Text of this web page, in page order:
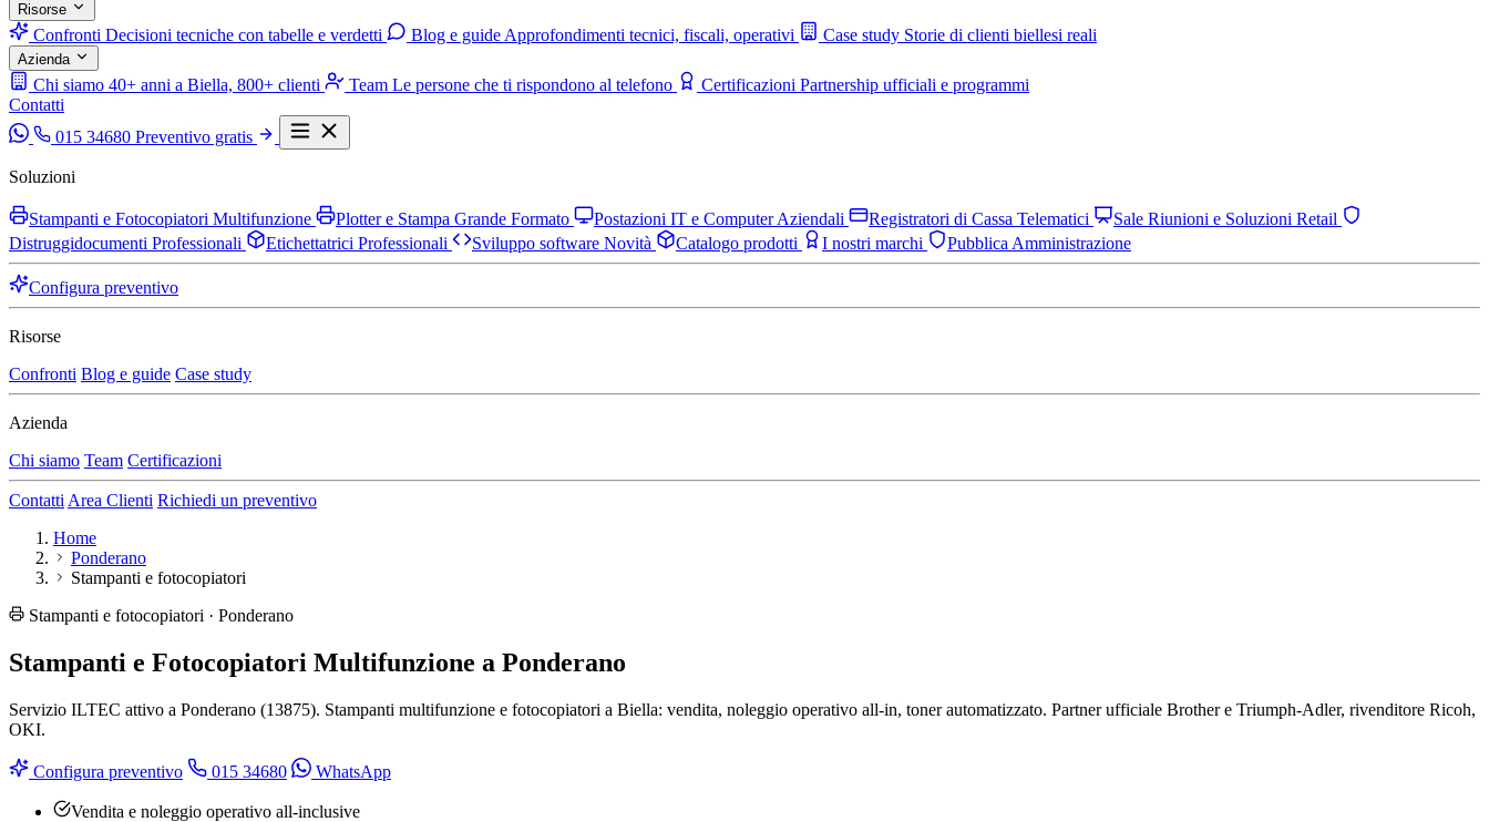
Risorse
Confronti Decisioni tecniche con tabelle e verdetti Blog e guide Approfondimenti tecnici, fiscali, operativi Case study Storie di clienti biellesi reali
Azienda
Chi siamo 40+ anni a Biella, 800+ clienti Team Le persone che ti rispondono al telefono Certificazioni Partnership ufficiali e programmi
Contatti
015 34680 Preventivo gratis
Soluzioni
Stampanti e Fotocopiatori Multifunzione Plotter e Stampa Grande Formato Postazioni IT e Computer Aziendali Registratori di Cassa Telematici
Sale Riunioni e Soluzioni Retail
Distruggidocumenti Professionali
Etichettatrici Professionali Sviluppo software Novità Catalogo prodotti I nostri marchi Pubblica Amministrazione
Configura preventivo
Risorse
Confronti Blog e guide Case study
Azienda
Chi siamo Team Certificazioni
Contatti Area Clienti Richiedi un preventivo
Home
Ponderano
Stampanti e fotocopiatori
Stampanti e fotocopiatori · Ponderano
Stampanti e Fotocopiatori Multifunzione a Ponderano
Servizio ILTEC attivo a Ponderano (13875). Stampanti multifunzione e fotocopiatori a Biella: vendita, noleggio operativo all-in, toner automatizzato. Partner ufficiale Brother e Triumph-Adler, rivenditore Ricoh,
OKI.
Configura preventivo 015 34680 WhatsApp
Vendita e noleggio operativo all-inclusive